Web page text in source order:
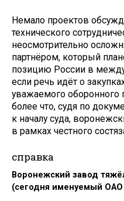
Немало проектов
технического
неосмотрительно
партнёром, который
позицию России в
если речь идёт о
уважаемого оборонного
более что, судя по
к началу суда,
в рамках честного
справка
Воронежский завод
(сегодня именуемый